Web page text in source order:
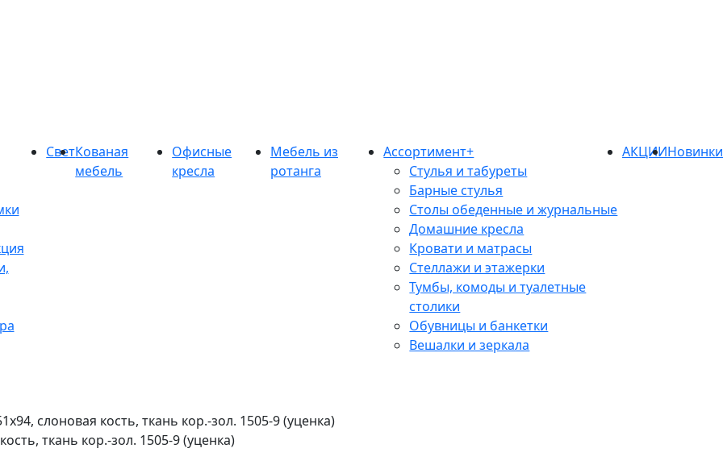
СветКованая
мебель
Офисные
кресла
Мебель из
ротанга
Ассортимент+
Стулья и табуреты
Барные стулья
Столы обеденные и журнальные
Домашние кресла
Кровати и матрасы
Стеллажи и этажерки
Тумбы, комоды и туалетные
столики
Обувницы и банкетки
Вешалки и зеркала
АКЦИИНовинки
слоновая кость, ткань кор.-зол. 1505-9 (уценка)
ткань кор.-зол. 1505-9 (уценка)